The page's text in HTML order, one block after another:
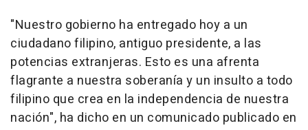
"Nuestro gobierno ha entregado hoy a un
ciudadano filipino, antiguo presidente, a las
potencias extranjeras. Esto es una afrenta
flagrante a nuestra soberanía y un insulto a todo
filipino que crea en la independencia de nuestra
nación", ha dicho en un comunicado publicado en